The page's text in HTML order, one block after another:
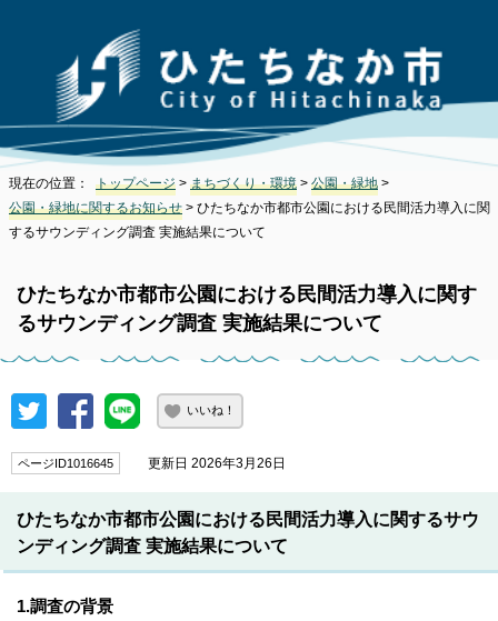
現在の位置： トップページ > まちづくり・環境 > 公園・緑地 >
公園・緑地に関するお知らせ > ひたちなか市都市公園における民間活力導入に関
するサウンディング調査 実施結果について
ひたちなか市都市公園における民間活力導入に関す
るサウンディング調査 実施結果について
いいね！
ページID1016645 更新日 2026年3月26日
ひたちなか市都市公園における民間活力導入に関するサウ
ンディング調査 実施結果について
1.調査の背景